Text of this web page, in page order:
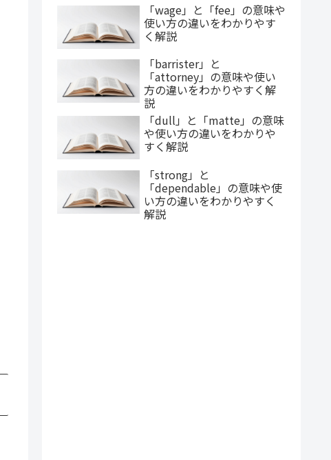
「wage」と「fee」の意味や
使い方の違いをわかりやす
く解説
「barrister」と
「attorney」の意味や使い
方の違いをわかりやすく解
説
「dull」と「matte」の意味
や使い方の違いをわかりや
すく解説
「strong」と
「dependable」の意味や使
い方の違いをわかりやすく
解説